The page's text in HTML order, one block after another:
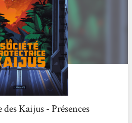
Kaijus - Présences